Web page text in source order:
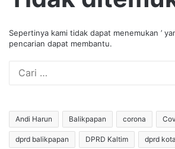
Sepertinya kami tidak dapat menemukan ’
pencarian dapat membantu.
Andi Harun Balikpapan corona
dprd balikpapan DPRD Kaltim dprd